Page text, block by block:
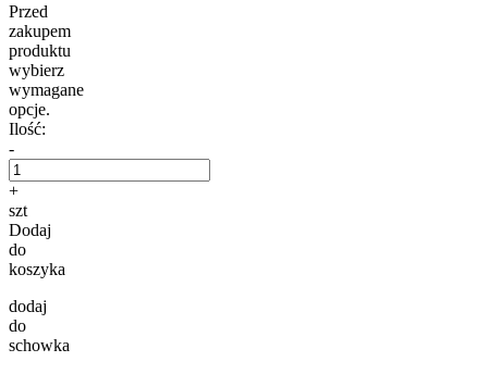
Przed
zakupem
produktu
wybierz
wymagane
opcje.
Ilość:
-
+
szt
Dodaj
do
koszyka
dodaj
do
schowka